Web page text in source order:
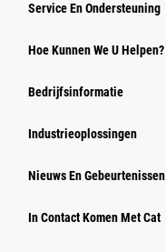
Service En Ondersteuning
Hoe Kunnen We U Helpen?
Bedrijfsinformatie
Industrieoplossingen
Nieuws En Gebeurtenissen
In Contact Komen Met Cat